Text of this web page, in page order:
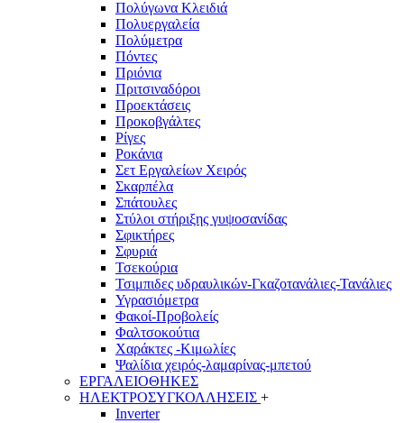
Πολύγωνα Κλειδιά
Πολυεργαλεία
Πολύμετρα
Πόντες
Πριόνια
Πριτσιναδόροι
Προεκτάσεις
Προκοβγάλτες
Ρίγες
Ροκάνια
Σετ Εργαλείων Χειρός
Σκαρπέλα
Σπάτουλες
Στύλοι στήριξης γυψοσανίδας
Σφικτήρες
Σφυριά
Τσεκούρια
Τσιμπιδες υδραυλικών-Γκαζοτανάλιες-Τανάλιες
Υγρασιόμετρα
Φακοί-Προβολείς
Φαλτσοκούτια
Χαράκτες -Κιμωλίες
Ψαλίδια χειρός-λαμαρίνας-μπετού
ΕΡΓΑΛΕΙΟΘΗΚΕΣ
ΗΛΕΚΤΡΟΣΥΓΚΟΛΛΗΣΕΙΣ +
Inverter